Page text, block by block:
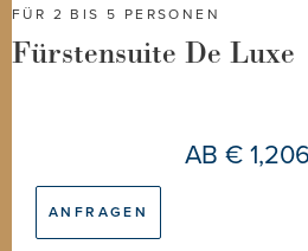
Fürstensuite De Luxe
FÜR 2 BIS 5 PERSONEN
AB €
ANFRAGEN